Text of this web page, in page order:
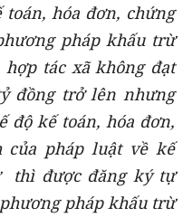
hóa đơn, chứng
pháp khấu trừ
tác xã không đạt
đồng trở lên nhưng
độ kế toán, hóa đơn,
pháp luật về kế
thì được đăng ký tự
pháp khấu trừ